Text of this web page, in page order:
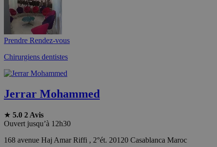
Prendre Rendez-vous
Chirurgiens dentistes
Jerrar Mohammed
★ 5.0 2 Avis
Ouvert jusqu’à 12h30
168 avenue Haj Amar Riffi , 2°ét. 20120 Casablanca Maroc